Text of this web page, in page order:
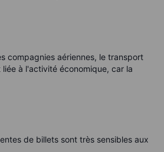
compagnies aériennes, le transport
à l'activité économique, car la
de billets sont très sensibles aux